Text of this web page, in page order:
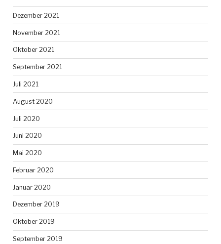
Dezember 2021
November 2021
Oktober 2021
September 2021
Juli 2021
August 2020
Juli 2020
Juni 2020
Mai 2020
Februar 2020
Januar 2020
Dezember 2019
Oktober 2019
September 2019